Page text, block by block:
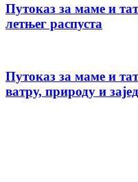
Путоказ за маме и
летњег распуста
Путоказ за маме и
ватру, природу и